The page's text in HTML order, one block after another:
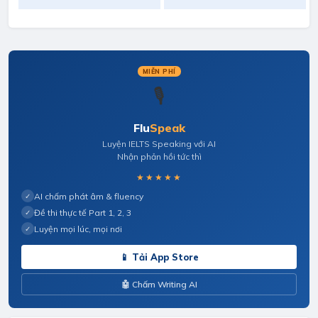
MIỄN PHÍ
🎙️
FluSpeak
Luyện IELTS Speaking với AI
Nhận phản hồi tức thì
★★★★★
✓ AI chấm phát âm & fluency
✓ Đề thi thực tế Part 1, 2, 3
✓ Luyện mọi lúc, mọi nơi
📱 Tải App Store
🤖 Chấm Writing AI